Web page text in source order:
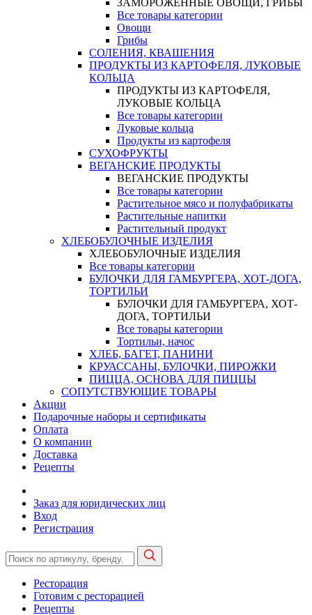
ЗАМОРОЖЕННЫЕ ОВОЩИ, ГРИБЫ
Все товары категории
Овощи
Грибы
СОЛЕНИЯ, КВАШЕНИЯ
ПРОДУКТЫ ИЗ КАРТОФЕЛЯ, ЛУКОВЫЕ
КОЛЬЦА
ПРОДУКТЫ ИЗ КАРТОФЕЛЯ,
ЛУКОВЫЕ КОЛЬЦА
Все товары категории
Луковые кольца
Продукты из картофеля
СУХОФРУКТЫ
ВЕГАНСКИЕ ПРОДУКТЫ
ВЕГАНСКИЕ ПРОДУКТЫ
Все товары категории
Растительное мясо и полуфабрикаты
Растительные напитки
Растительный продукт
ХЛЕБОБУЛОЧНЫЕ ИЗДЕЛИЯ
ХЛЕБОБУЛОЧНЫЕ ИЗДЕЛИЯ
Все товары категории
БУЛОЧКИ ДЛЯ ГАМБУРГЕРА, ХОТ-ДОГА,
ТОРТИЛЬИ
БУЛОЧКИ ДЛЯ ГАМБУРГЕРА, ХОТ-
ДОГА, ТОРТИЛЬИ
Все товары категории
Тортильи, начос
ХЛЕБ, БАГЕТ, ПАНИНИ
КРУАССАНЫ, БУЛОЧКИ, ПИРОЖКИ
ПИЦЦА, ОСНОВА ДЛЯ ПИЦЦЫ
СОПУТСТВУЮЩИЕ ТОВАРЫ
Акции
Подарочные наборы и сертификаты
Оплата
О компании
Доставка
Рецепты
Заказ для юридических лиц
Вход
Регистрация
Ресторация
Готовим с ресторацией
Рецепты